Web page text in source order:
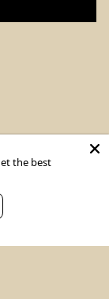
יש לך
the best